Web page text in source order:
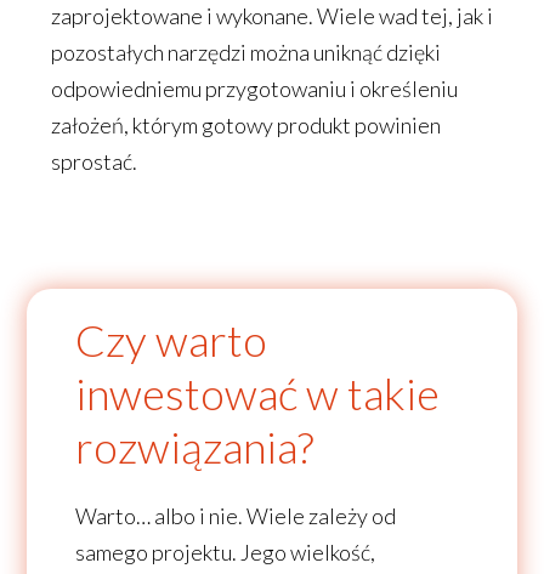
zaprojektowane i wykonane. Wiele wad tej, jak i
pozostałych narzędzi można uniknąć dzięki
odpowiedniemu przygotowaniu i określeniu
założeń, którym gotowy produkt powinien
sprostać.
Czy warto
inwestować w takie
rozwiązania?
Warto… albo i nie. Wiele zależy od
samego projektu. Jego wielkość,